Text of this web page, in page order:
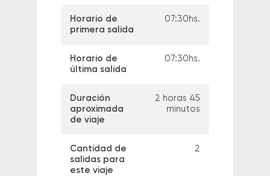
Horario de
primera salida
07:30hs.
Horario de
última salida
07:30hs.
Duración
aproximada
de viaje
2 horas 45
minutos
Cantidad de
salidas para
este viaje
2